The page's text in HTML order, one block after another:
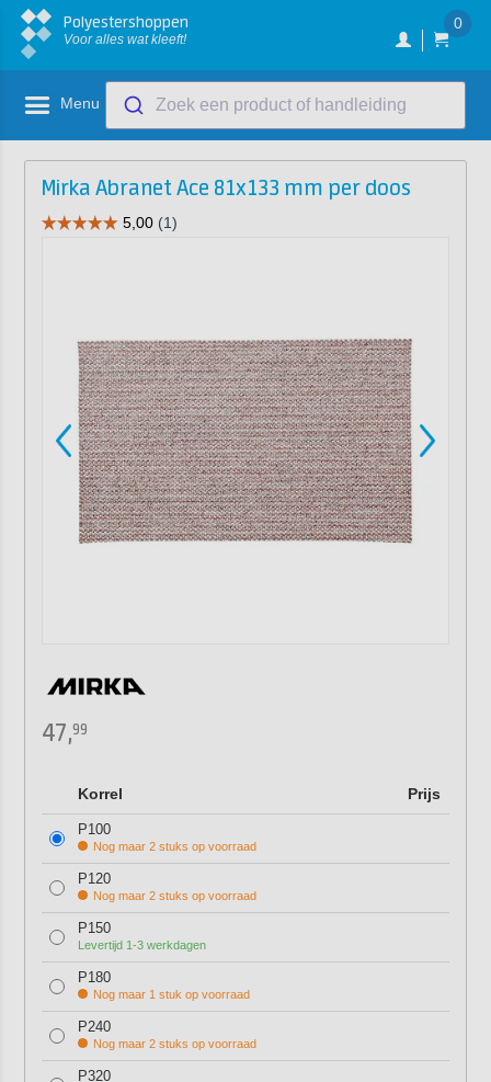
Polyestershoppen
Voor alles wat kleeft!
0
Menu Zoek een product of handleiding
Mirka Abranet Ace 81x133 mm per doos
47,99
Korrel Prijs
P100
Nog maar 2 stuks op voorraad
P120
Nog maar 2 stuks op voorraad
P150
Levertijd 1-3 werkdagen
P180
Nog maar 1 stuk op voorraad
P240
Nog maar 2 stuks op voorraad
P320